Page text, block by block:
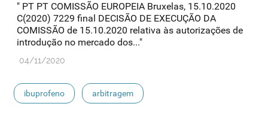
" PT PT COMISSÃO EUROPEIA Bruxelas, 15.10.2020
C(2020) 7229 final DECISÃO DE EXECUÇÃO DA
COMISSÃO de 15.10.2020 relativa às autorizações de
introdução no mercado dos..."
04/11/2020
ibuprofeno arbitragem